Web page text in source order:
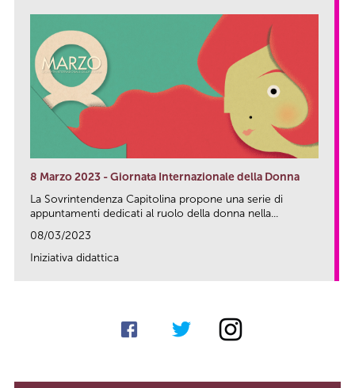
8 Marzo 2023 - Giornata Internazionale della Donna
La Sovrintendenza Capitolina propone una serie di
appuntamenti dedicati al ruolo della donna nella...
08/03/2023
Iniziativa didattica